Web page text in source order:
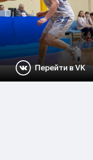
Перейти в VK